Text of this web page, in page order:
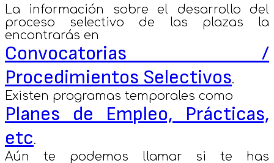
La información sobre el desarrollo del
proceso selectivo de las plazas la
encontrarás en
Convocatorias /
Procedimientos Selectivos.
Existen programas temporales como
Planes de Empleo, Prácticas,
etc.
Aún te podemos llamar si te has